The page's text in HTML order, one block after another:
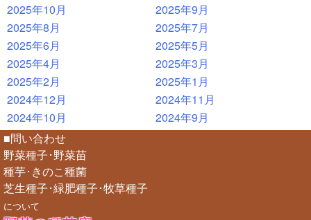
2025年10月
2025年9月
2025年8月
2025年7月
2025年6月
2025年5月
2025年4月
2025年3月
2025年2月
2025年1月
2024年12月
2024年11月
2024年10月
2024年9月
■問い合わせ
野菜種子･野菜苗
種芋･きのこ種菌
芝生種子･緑肥種子･牧草種子
について